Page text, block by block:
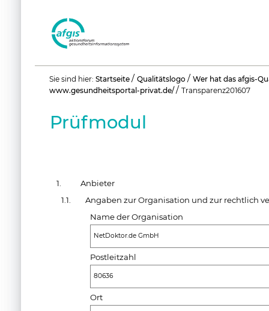
Benutzerspezifische
Werkzeuge
Sie sind hier: Startseite / Qualitätslogo / Wer hat das afgis-
www.gesundheitsportal-privat.de/ / Transparenz201607
Prüfmodul
1.
Anbieter
1.1.
Angaben zur Organisation und zur rechtlich
Name der Organisation
NetDoktor.de GmbH
Postleitzahl
80636
Ort